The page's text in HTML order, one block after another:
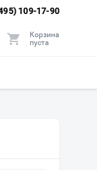
109-17-90
Корзина
пуста